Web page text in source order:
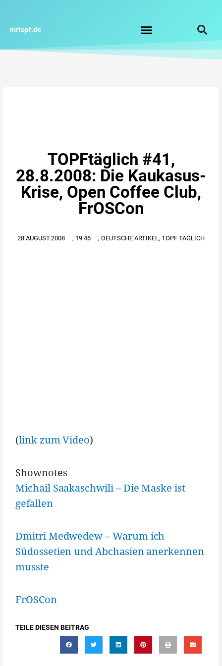
springen
mrtopf.de
TOPFtäglich #41,
28.8.2008: Die Kaukasus-
Krise, Open Coffee Club,
FrOSCon
28.AUGUST.2008 , 19:46 , DEUTSCHE ARTIKEL, TOPF TÄGLICH
(link zum Video)
Shownotes
Michail Saakaschwili – Die Maske ist
gefallen
Dmitri Medwedew – Warum ich
Südossetien und Abchasien anerkennen
musste
FrOSCon
TEILE DIESEN BEITRAG